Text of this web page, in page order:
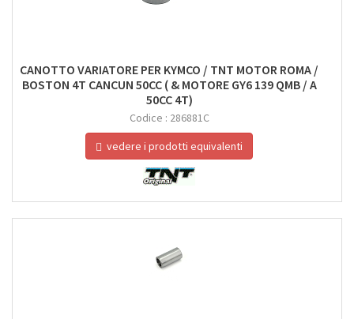
CANOTTO VARIATORE PER KYMCO / TNT MOTOR ROMA /
BOSTON 4T CANCUN 50CC ( & MOTORE GY6 139 QMB / A
50CC 4T)
Codice : 286881C
vedere i prodotti equivalenti